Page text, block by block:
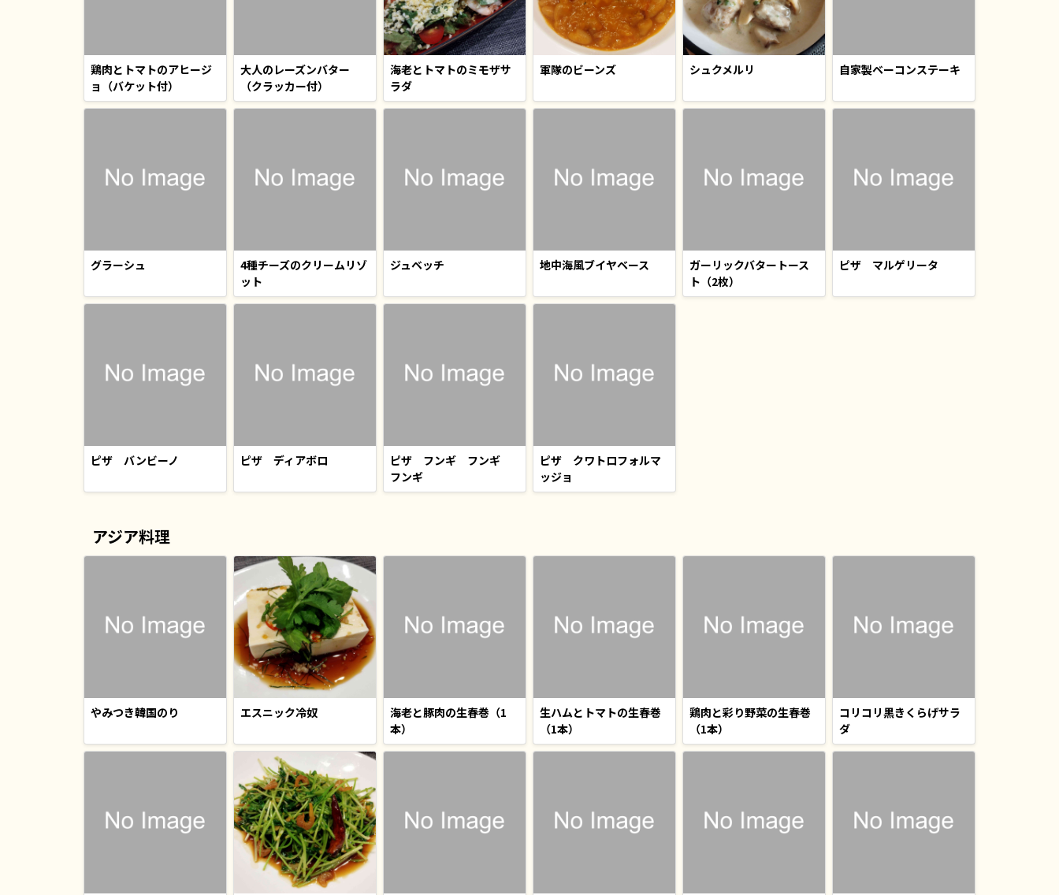
鶏肉とトマトのアヒージ
ョ（バケット付）
大人のレーズンバター
（クラッカー付）
海老とトマトのミモザサ
ラダ
軍隊のビーンズ シュクメルリ 自家製ベーコンステーキ
グラーシュ
4種チーズのクリームリゾ
ット
ジュベッチ 地中海風ブイヤベース
ガーリックバタートース
ト（2枚）
ピザ マルゲリータ
ピザ バンビーノ ピザ ディアボロ
ピザ フンギ フンギ
フンギ
ピザ クワトロフォルマ
ッジョ
アジア料理
やみつき韓国のり エスニック冷奴
海老と豚肉の生春巻（1
本）
生ハムとトマトの生春巻
（1本）
鶏肉と彩り野菜の生春巻
（1本）
コリコリ黒きくらげサラ
ダ